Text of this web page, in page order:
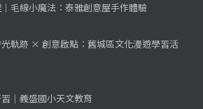
毛線小魔法：泰雅創意屋手作體驗
軌跡 × 創意啟點：舊城區文化漫遊學習活
｜義盛國小天文教育